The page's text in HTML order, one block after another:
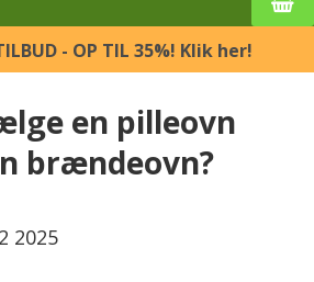
- OP TIL 35%! Klik her!
en pilleovn
brændeovn?
2025